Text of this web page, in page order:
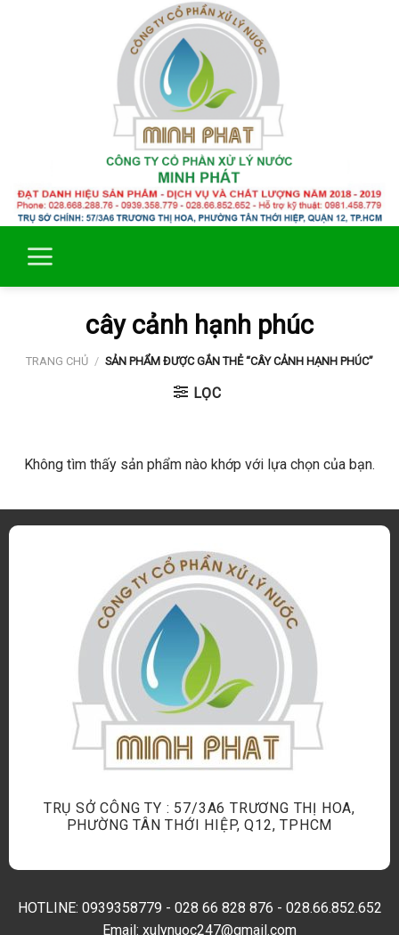
cây cảnh hạnh phúc
TRANG CHỦ / SẢN PHẨM ĐƯỢC GẮN THẺ “CÂY CẢNH HẠNH PHÚC”
LỌC
Không tìm thấy sản phẩm nào khớp với lựa chọn của bạn.
TRỤ SỞ CÔNG TY : 57/3A6 TRƯƠNG THỊ HOA,
PHƯỜNG TÂN THỚI HIỆP, Q12, TPHCM
HOTLINE: 0939358779 - 028 66 828 876 - 028.66.852.652
Email: xulynuoc247@gmail.com